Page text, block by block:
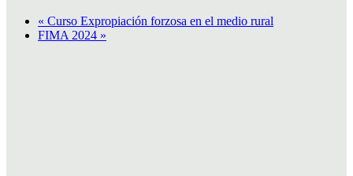
« Curso Expropiación forzosa en el medio rural
FIMA 2024 »